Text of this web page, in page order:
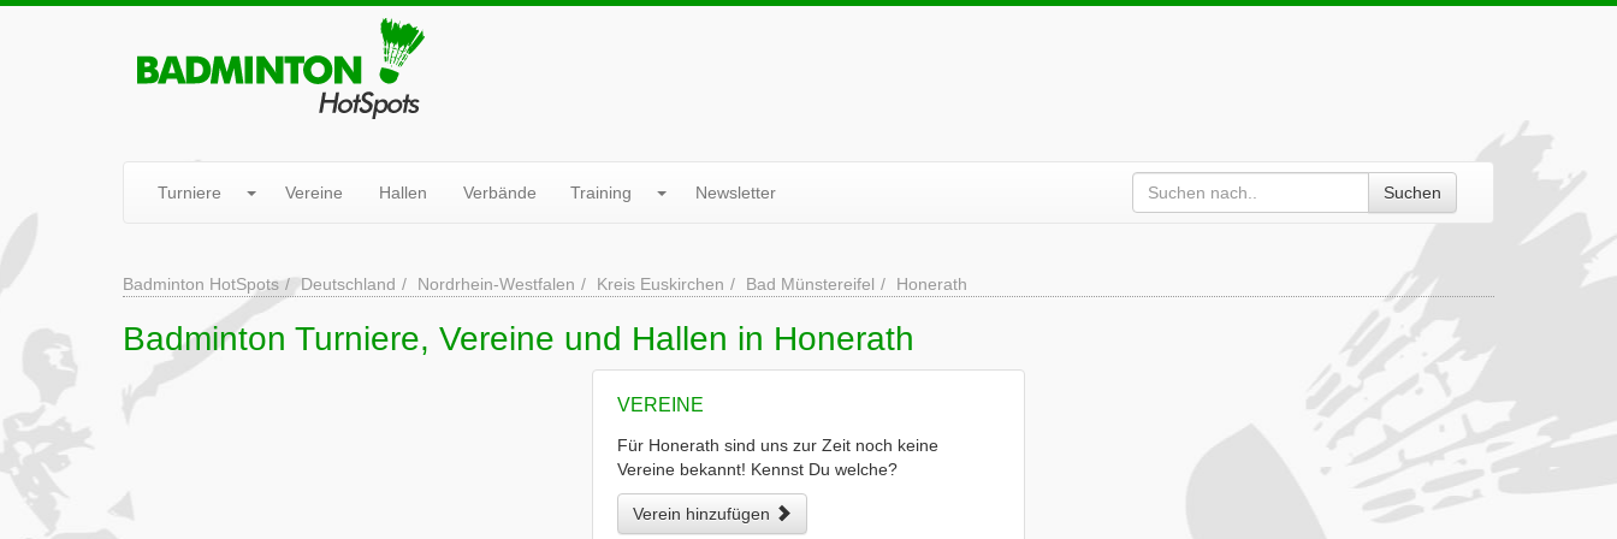
Turniere Vereine Hallen Verbände Training Newsletter Suchen
Badminton HotSpots Deutschland Nordrhein-Westfalen Kreis Euskirchen Bad Münstereifel Honerath
Badminton Turniere, Vereine und Hallen in Honerath
VEREINE
Für Honerath sind uns zur Zeit noch keine
Vereine bekannt! Kennst Du welche?
Verein hinzufügen